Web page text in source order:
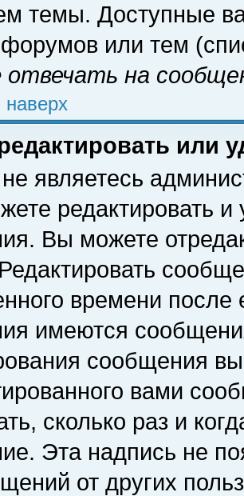
темы. Доступные
или тем
отвечать на
наверх
или
являетесь
редактировать и
Вы можете
времени
имеются
сообщения
вами
сколько раз и
Эта надпись не
от других